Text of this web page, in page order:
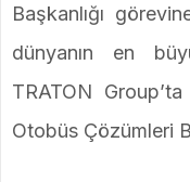
Başkanlığı
dünyanın en
TRATON
Otobüs Çözümleri